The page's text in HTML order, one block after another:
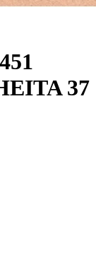
37